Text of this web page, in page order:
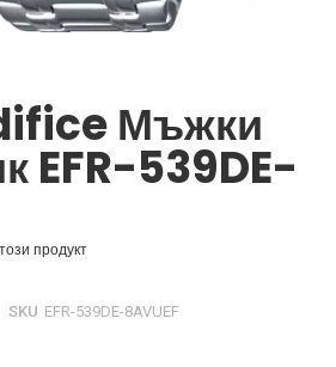
Мъжки
EFR-539DE-
продукт
SKU EFR-539DE-8AVUEF